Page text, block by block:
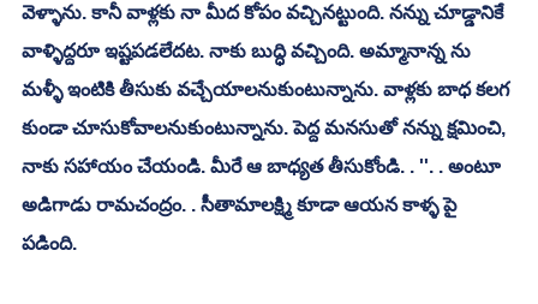
వెళ్ళాను. కానీ వాళ్లకు నా మీద కోపం వచ్చినట్టుంది. నన్ను చూడ్డానికే
వాళ్ళిద్దరూ ఇష్టపడలేదట. నాకు బుద్ధి వచ్చింది. అమ్మానాన్న ను
మళ్ళీ ఇంటికి తీసుకు వచ్చేయాలనుకుంటున్నాను. వాళ్లకు బాధ కలగ
కుండా చూసుకోవాలనుకుంటున్నాను. పెద్ద మనసుతో నన్ను క్షమించి,
నాకు సహాయం చేయండి. మీరే ఆ బాధ్యత తీసుకోండి. . ''. . అంటూ
అడిగాడు రామచంద్రం. . సీతామాలక్ష్మి కూడా ఆయన కాళ్ళ పై
పడింది.